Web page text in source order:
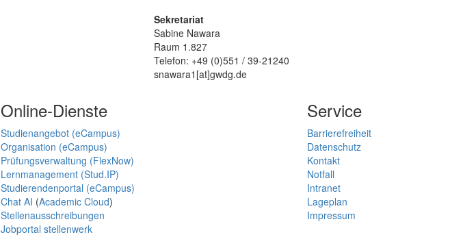
Sekretariat
Sabine Nawara
Raum 1.827
Telefon: +49 (0)551 / 39-21240
snawara1[at]gwdg.de
Online-Dienste
Studienangebot (eCampus)
Organisation (eCampus)
Prüfungsverwaltung (FlexNow)
Lernmanagement (Stud.IP)
Studierendenportal (eCampus)
Chat AI (Academic Cloud)
Stellenausschreibungen
Jobportal stellenwerk
Service
Barrierefreiheit
Datenschutz
Kontakt
Notfall
Intranet
Lageplan
Impressum